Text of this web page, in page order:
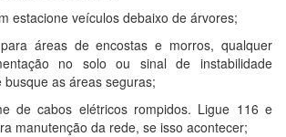
estacione veículos debaixo de árvores;
áreas de encostas e morros, qualquer
no solo ou sinal de instabilidade
as áreas seguras;
de cabos elétricos rompidos. Ligue 116 e
manutenção da rede, se isso acontecer;